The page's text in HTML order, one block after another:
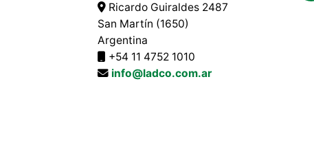
Ricardo Guiraldes 2487
San Martín (1650)
Argentina
+54 11 4752 1010
info@ladco.com.ar